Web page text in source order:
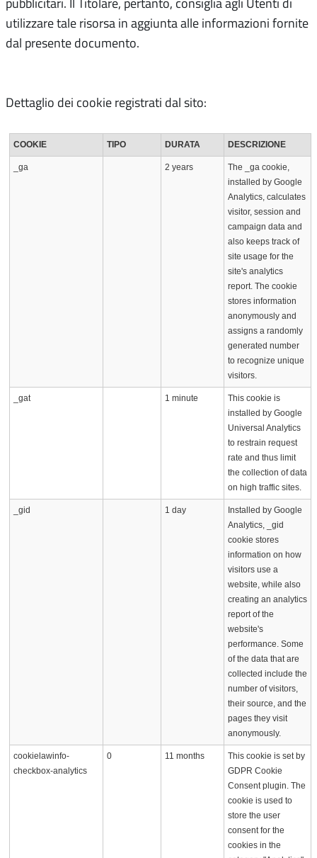
utilizzare tale risorsa in aggiunta alle informazioni fornite
dal presente documento.
Dettaglio dei cookie registrati dal sito:
COOKIE TIPO DURATA DESCRIZIONE
_ga 2 years
The _ga cookie,
installed by Google
Analytics, calculates
visitor, session and
campaign data and
also keeps track of
site usage for the
site's analytics
report. The cookie
stores information
anonymously and
assigns a randomly
generated number
to recognize unique
visitors.
_gat 1 minute
This cookie is
installed by Google
Universal Analytics
to restrain request
rate and thus limit
the collection of data
on high traffic sites.
_gid 1 day
Installed by Google
Analytics, _gid
cookie stores
information on how
visitors use a
website, while also
creating an analytics
report of the
website's
performance. Some
of the data that are
collected include the
number of visitors,
their source, and the
pages they visit
anonymously.
cookielawinfo-
checkbox-analytics
0 11 months
This cookie is set by
GDPR Cookie
Consent plugin. The
cookie is used to
store the user
consent for the
cookies in the